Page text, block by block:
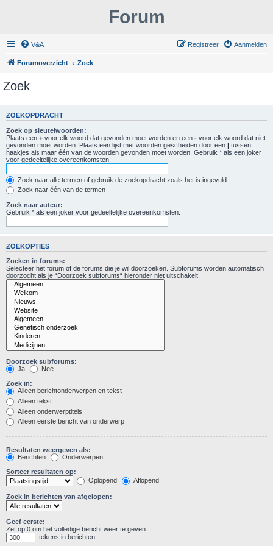
Forum
V&A Aanmelden
Registreer
Forumoverzicht Zoek
Zoek
ZOEKOPDRACHT
Zoek op sleutelwoorden:
Plaats een + voor elk woord dat gevonden moet worden en een - voor elk woord dat niet
gevonden moet worden. Plaats een lijst met woorden gescheiden door een | tussen
haakjes als maar één van de woorden gevonden moet worden. Gebruik * als een joker
voor gedeeltelijke overeenkomsten.
Zoek naar alle termen of gebruik de zoekopdracht zoals het is ingevuld
Zoek naar één van de termen
Zoek naar auteur:
Gebruik * als een joker voor gedeeltelijke overeenkomsten.
ZOEKOPTIES
Zoeken in forums:
Selecteer het forum of de forums die je wil doorzoeken. Subforums worden automatisch
doorzocht als je “Doorzoek subforums“ hieronder niet uitschakelt.
Doorzoek subforums:
Ja
Nee
Zoek in:
Alleen berichtonderwerpen en tekst
Alleen tekst
Alleen onderwerptitels
Alleen eerste bericht van onderwerp
Resultaten weergeven als:
Berichten
Onderwerpen
Sorteer resultaten op:
Oplopend
Aflopend
Zoek in berichten van afgelopen:
Geef eerste:
Zet op 0 om het volledige bericht weer te geven.
tekens in berichten